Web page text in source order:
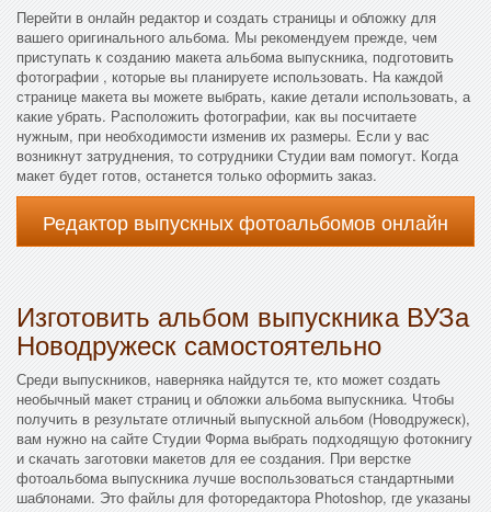
Перейти в онлайн редактор и создать страницы и обложку для
вашего оригинального альбома. Мы рекомендуем прежде, чем
приступать к созданию макета альбома выпускника, подготовить
фотографии , которые вы планируете использовать. На каждой
странице макета вы можете выбрать, какие детали использовать, а
какие убрать. Расположить фотографии, как вы посчитаете
нужным, при необходимости изменив их размеры. Если у вас
возникнут затруднения, то сотрудники Студии вам помогут. Когда
макет будет готов, останется только оформить заказ.
Редактор выпускных фотоальбомов онлайн
Изготовить альбом выпускника ВУЗа
Новодружеск самостоятельно
Среди выпускников, наверняка найдутся те, кто может создать
необычный макет страниц и обложки альбома выпускника. Чтобы
получить в результате отличный выпускной альбом (Новодружеск),
вам нужно на сайте Студии Форма выбрать подходящую фотокнигу
и скачать заготовки макетов для ее создания. При верстке
фотоальбома выпускника лучше воспользоваться стандартными
шаблонами. Это файлы для фоторедактора Photoshop, где указаны